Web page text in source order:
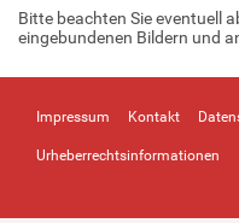
l
l
G
ö
Bitte beachten Sie eventuell
eingebundenen Bildern und
Impressum Kontakt
Urheberrechtsinformationen